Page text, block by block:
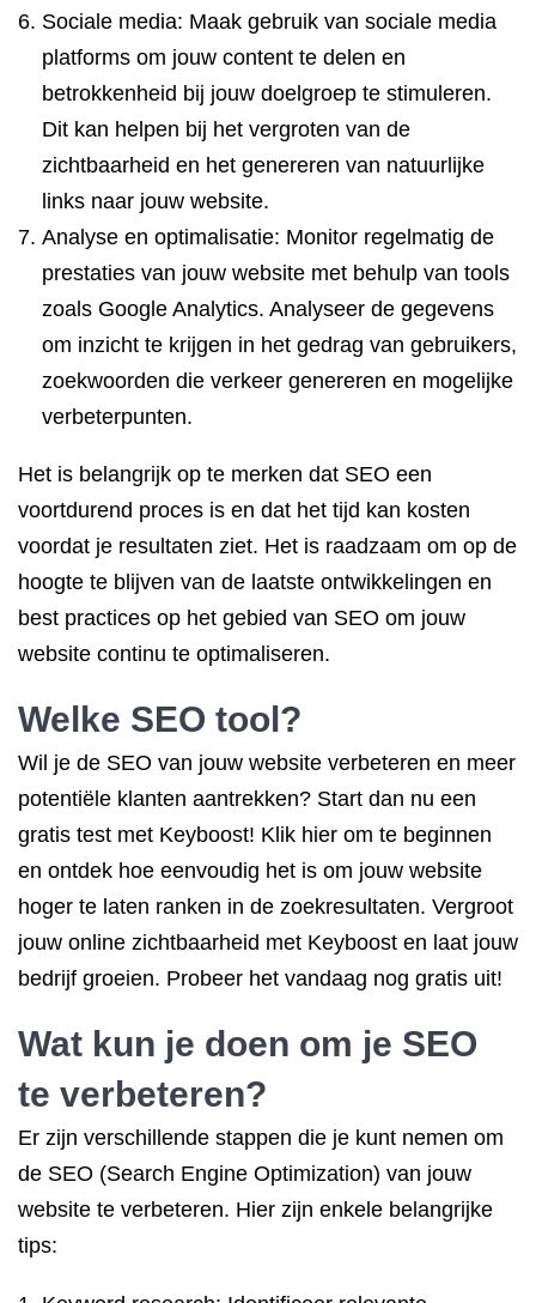
Sociale media: Maak gebruik van sociale media
platforms om jouw content te delen en
betrokkenheid bij jouw doelgroep te stimuleren.
Dit kan helpen bij het vergroten van de
zichtbaarheid en het genereren van natuurlijke
links naar jouw website.
Analyse en optimalisatie: Monitor regelmatig de
prestaties van jouw website met behulp van tools
zoals Google Analytics. Analyseer de gegevens
om inzicht te krijgen in het gedrag van gebruikers,
zoekwoorden die verkeer genereren en mogelijke
verbeterpunten.
Het is belangrijk op te merken dat SEO een
voortdurend proces is en dat het tijd kan kosten
voordat je resultaten ziet. Het is raadzaam om op de
hoogte te blijven van de laatste ontwikkelingen en
best practices op het gebied van SEO om jouw
website continu te optimaliseren.
Welke SEO tool?
Wil je de SEO van jouw website verbeteren en meer
potentiële klanten aantrekken? Start dan nu een
gratis test met Keyboost! Klik hier om te beginnen
en ontdek hoe eenvoudig het is om jouw website
hoger te laten ranken in de zoekresultaten. Vergroot
jouw online zichtbaarheid met Keyboost en laat jouw
bedrijf groeien. Probeer het vandaag nog gratis uit!
Wat kun je doen om je SEO
te verbeteren?
Er zijn verschillende stappen die je kunt nemen om
de SEO (Search Engine Optimization) van jouw
website te verbeteren. Hier zijn enkele belangrijke
tips: